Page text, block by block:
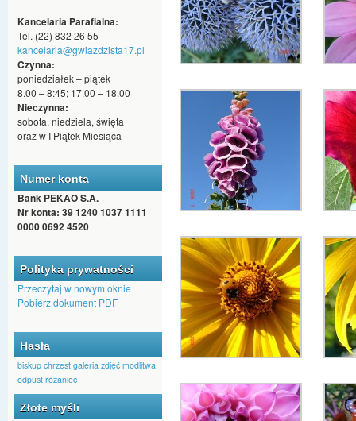
Kancelaria Parafialna:
Tel. (22) 832 26 55
kancelaria@gwiazdzista17.pl
Czynna:
poniedziałek – piątek
8.00 – 8:45; 17.00 – 18.00
Nieczynna:
sobota, niedziela, święta
oraz w I Piątek Miesiąca
Numer konta
Bank PEKAO S.A.
Nr konta: 39 1240 1037 1111
0000 0692 4520
Polityka prywatności
Przeczytaj w nowym oknie
Pobierz dokument PDF
Hasła
biskup chrzest galeria zdjęć modlitwa
odpust różaniec
Złote myśli
Czas ucieka, śmierć nie minie,